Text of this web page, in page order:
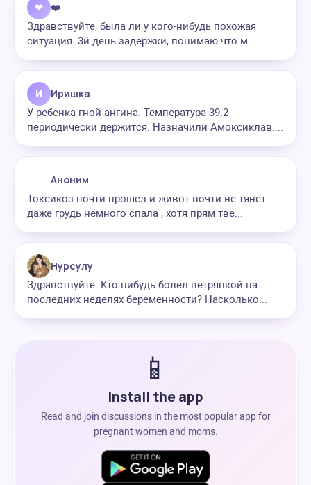
❤ ❤️
Здравствуйте, была ли у кого-нибудь похожая
ситуация. 3й день задержки, понимаю что м...
И Иришка
У ребенка гной ангина. Температура 39.2
периодически держится. Назначили Амоксиклав....
Аноним
Токсикоз почти прошел и живот почти не тянет
даже грудь немного спала , хотя прям тве...
Нурсулу
Здравствуйте. Кто нибудь болел ветрянкой на
последних неделях беременности? Насколько...
📱
Install the app
Read and join discussions in the most popular app for
pregnant women and moms.